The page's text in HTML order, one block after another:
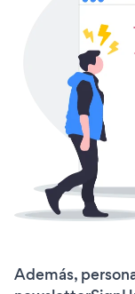
Además,